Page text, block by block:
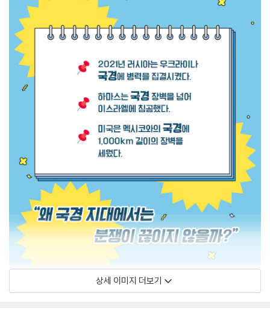
상세 이미지 더보기